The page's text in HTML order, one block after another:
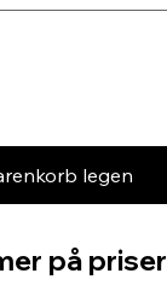
legen
på